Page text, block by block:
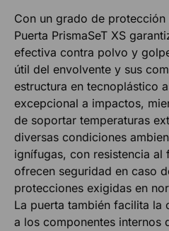
Con un grado de
Puerta PrismaSeT XS
efectiva contra polvo y
útil del envolvente y sus
estructura en tecnoplástico
excepcional a impactos,
de soportar temperaturas
diversas condiciones
ignífugas, con resistencia al
ofrecen seguridad en caso
protecciones exigidas en
La puerta también facilita la
a los componentes internos